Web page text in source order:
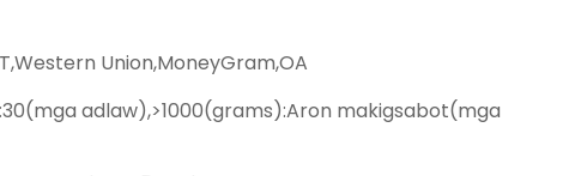
Union,MoneyGram,OA
adlaw),>1000(grams):Aron makigsabot(mga